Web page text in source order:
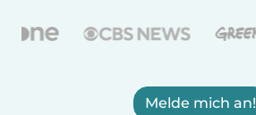
Melde mich an!